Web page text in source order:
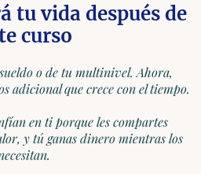
tu vida después de
curso
o de tu multinivel. Ahora,
adicional que crece con el tiempo.
en ti porque les compartes
y tú ganas dinero mientras los